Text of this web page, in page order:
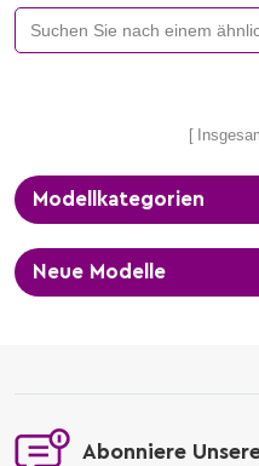
Modellkategorien
Neue Modelle
Abonniere